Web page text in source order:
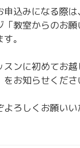
申込みになる際
「教室からのお
。
スンに初めてお
お知らせくださ
ろしくお願いい